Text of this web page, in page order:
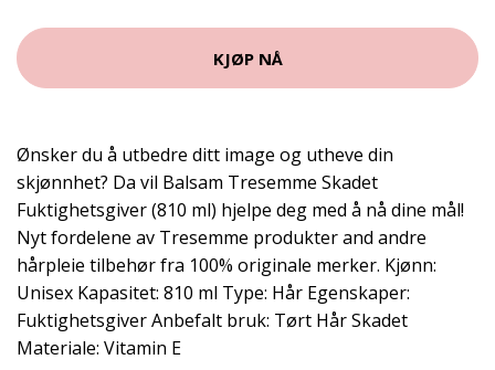
KJØP NÅ
Ønsker du å utbedre ditt image og utheve din
skjønnhet? Da vil Balsam Tresemme Skadet
Fuktighetsgiver (810 ml) hjelpe deg med å nå dine mål!
Nyt fordelene av Tresemme produkter and andre
hårpleie tilbehør fra 100% originale merker. Kjønn:
Unisex Kapasitet: 810 ml Type: Hår Egenskaper:
Fuktighetsgiver Anbefalt bruk: Tørt Hår Skadet
Materiale: Vitamin E